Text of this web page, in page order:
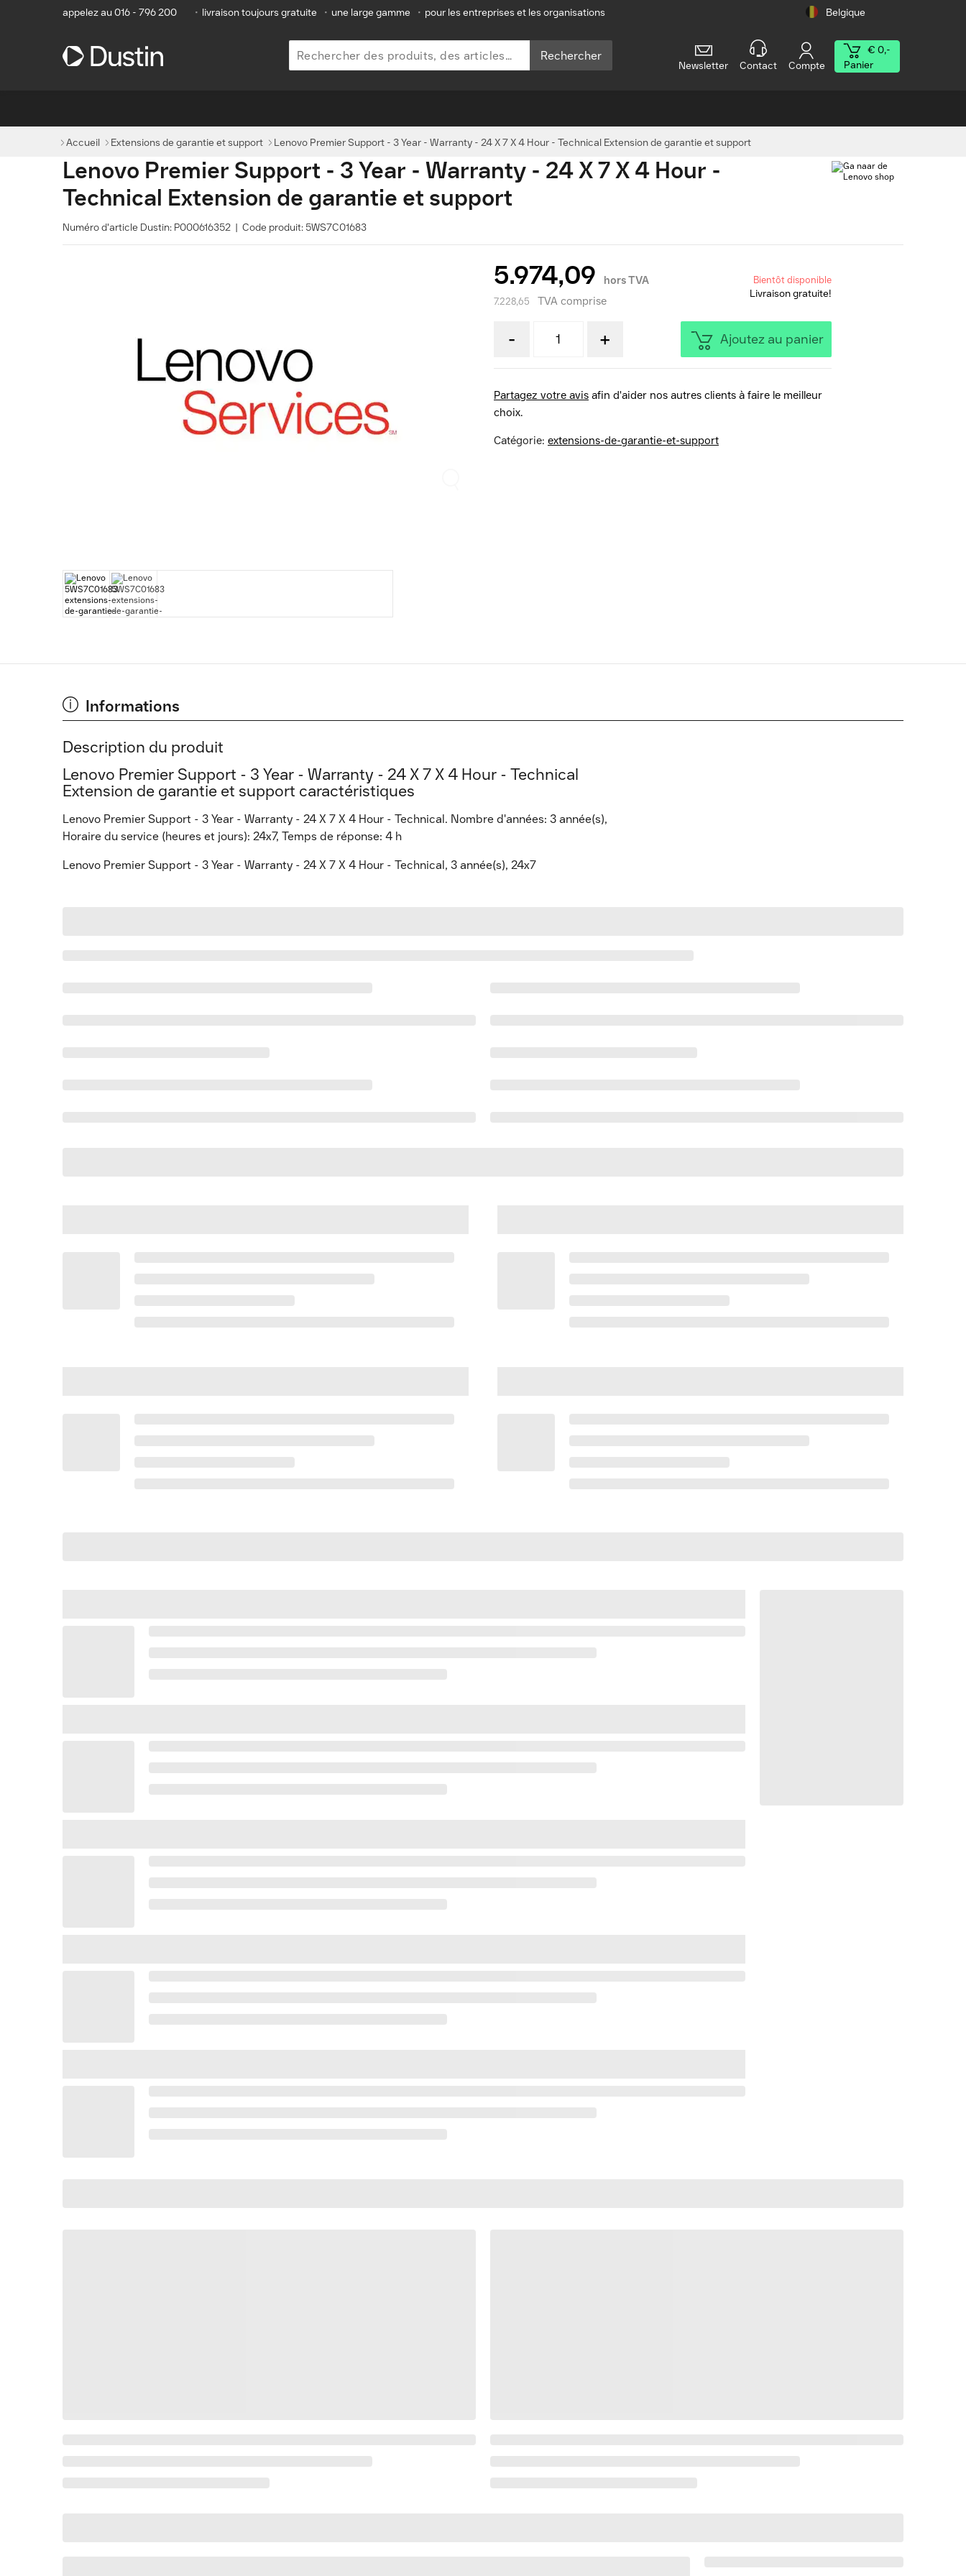
appelez au 016 - 796 200 • livraison toujours gratuite • une large gamme • pour les entreprises et les organisations Belgique
Rechercher
Newsletter Contact Compte
€ 0,-
Panier
Accueil Extensions de garantie et support Lenovo Premier Support - 3 Year - Warranty - 24 X 7 X 4 Hour - Technical Extension de garantie et support
Lenovo Premier Support - 3 Year - Warranty - 24 X 7 X 4 Hour -
Technical Extension de garantie et support
Numéro d'article Dustin: P000616352 | Code produit: 5WS7C01683
5.974,09 hors TVA
7.228,65 TVA comprise
Bientôt disponible
Livraison gratuite!
- + Ajoutez au panier
Partagez votre avis afin d'aider nos autres clients à faire le meilleur
choix.
Catégorie: extensions-de-garantie-et-support
Informations
Description du produit
Lenovo Premier Support - 3 Year - Warranty - 24 X 7 X 4 Hour - Technical
Extension de garantie et support caractéristiques
Lenovo Premier Support - 3 Year - Warranty - 24 X 7 X 4 Hour - Technical. Nombre d'années: 3 année(s),
Horaire du service (heures et jours): 24x7, Temps de réponse: 4 h
Lenovo Premier Support - 3 Year - Warranty - 24 X 7 X 4 Hour - Technical, 3 année(s), 24x7